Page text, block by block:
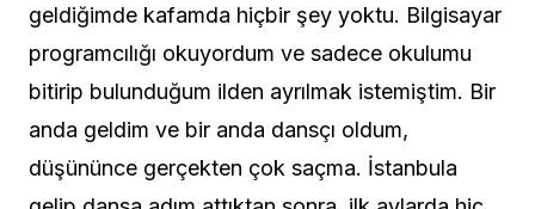
geldiğimde kafamda hiçbir şey yoktu. Bilgisayar
programcılığı okuyordum ve sadece okulumu
bitirip bulunduğum ilden ayrılmak istemiştim. Bir
anda geldim ve bir anda dansçı oldum,
düşününce gerçekten çok saçma. İstanbula